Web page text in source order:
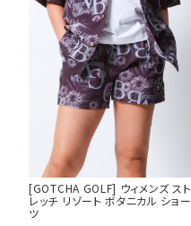
[GOTCHA GOLF] ウィメンズ スト
レッチ リゾート ボタニカル ショー
ツ